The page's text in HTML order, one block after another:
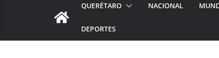
QUERÉTARO NACIONAL
DEPORTES